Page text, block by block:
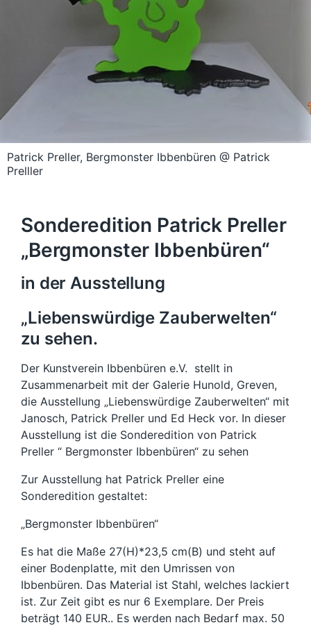
Patrick Preller, Bergmonster Ibbenbüren @ Patrick
Prelller
Sonderedition Patrick Preller
„Bergmonster Ibbenbüren“
in der Ausstellung
„Liebenswürdige Zauberwelten“
zu sehen.
Der Kunstverein Ibbenbüren e.V. stellt in
Zusammenarbeit mit der Galerie Hunold, Greven,
die Ausstellung „Liebenswürdige Zauberwelten“ mit
Janosch, Patrick Preller und Ed Heck vor. In dieser
Ausstellung ist die Sonderedition von Patrick
Preller “ Bergmonster Ibbenbüren“ zu sehen
Zur Ausstellung hat Patrick Preller eine
Sonderedition gestaltet:
„Bergmonster Ibbenbüren“
Es hat die Maße 27(H)*23,5 cm(B) und steht auf
einer Bodenplatte, mit den Umrissen von
Ibbenbüren. Das Material ist Stahl, welches lackiert
ist. Zur Zeit gibt es nur 6 Exemplare. Der Preis
beträgt 140 EUR.. Es werden nach Bedarf max. 50